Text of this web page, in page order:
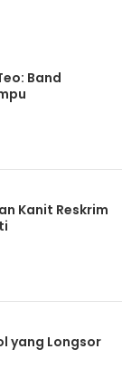
Band
Kanit Reskrim
yang Longsor